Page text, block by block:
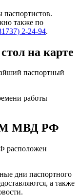
паспортистов.
также по
2-24-94.
на карте
паспортный
работы
МВД РФ
дни паспортного
а также